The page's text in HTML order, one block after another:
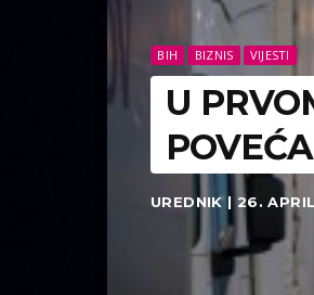
BIH BIZNIS VIJESTI
U
UREDNIK | 26.